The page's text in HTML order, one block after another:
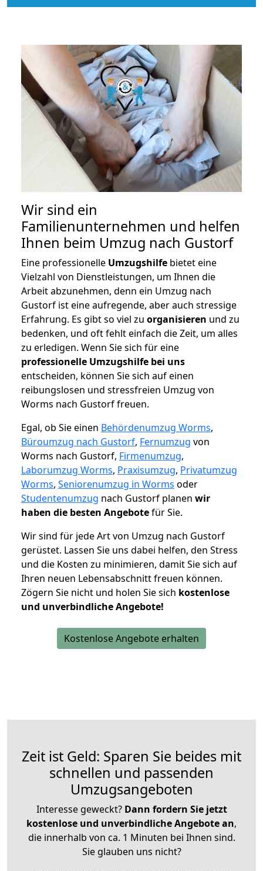
Wir sind ein
Familienunternehmen und helfen
Ihnen beim Umzug nach Gustorf
Eine professionelle Umzugshilfe bietet eine
Vielzahl von Dienstleistungen, um Ihnen die
Arbeit abzunehmen, denn ein Umzug nach
Gustorf ist eine aufregende, aber auch stressige
Erfahrung. Es gibt so viel zu organisieren und zu
bedenken, und oft fehlt einfach die Zeit, um alles
zu erledigen. Wenn Sie sich für eine
professionelle Umzugshilfe bei uns
entscheiden, können Sie sich auf einen
reibungslosen und stressfreien Umzug von
Worms nach Gustorf freuen.
Egal, ob Sie einen Behördenumzug Worms,
Büroumzug nach Gustorf, Fernumzug von
Worms nach Gustorf, Firmenumzug,
Laborumzug Worms, Praxisumzug, Privatumzug
Worms, Seniorenumzug in Worms oder
Studentenumzug nach Gustorf planen wir
haben die besten Angebotefür Sie.
Wir sind für jede Art von Umzug nach Gustorf
gerüstet. Lassen Sie uns dabei helfen, den Stress
und die Kosten zu minimieren, damit Sie sich auf
Ihren neuen Lebensabschnitt freuen können.
Zögern Sie nicht und holen Sie sich kostenlose
und unverbindliche Angebote!
Kostenlose Angebote erhalten
Zeit ist Geld: Sparen Sie beides mit
schnellen und passenden
Umzugsangeboten
Interesse geweckt? Dann fordern Sie jetzt
kostenlose und unverbindliche Angebote an,
die innerhalb von ca. 1 Minuten bei Ihnen sind.
Sie glauben uns nicht?